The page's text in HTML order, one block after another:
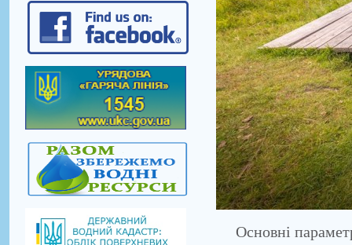
Основні